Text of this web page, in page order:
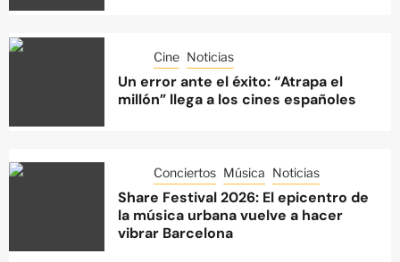
Cine Noticias
Un error ante el éxito: “Atrapa el
millón” llega a los cines españoles
Conciertos Música Noticias
Share Festival 2026: El epicentro de
la música urbana vuelve a hacer
vibrar Barcelona